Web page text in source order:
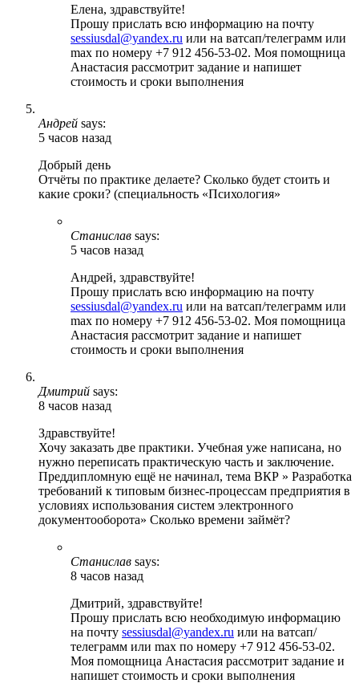
Елена, здравствуйте!
Прошу прислать всю информацию на почту
sessiusdal@yandex.ru или на ватсап/телеграмм или
max по номеру +7 912 456-53-02. Моя помощница
Анастасия рассмотрит задание и напишет
стоимость и сроки выполнения
Андрей says:
5 часов назад
Добрый день
Отчёты по практике делаете? Сколько будет стоить и
какие сроки? (специальность «Психология»
Станислав says:
5 часов назад
Андрей, здравствуйте!
Прошу прислать всю информацию на почту
sessiusdal@yandex.ru или на ватсап/телеграмм или
max по номеру +7 912 456-53-02. Моя помощница
Анастасия рассмотрит задание и напишет
стоимость и сроки выполнения
Дмитрий says:
8 часов назад
Здравствуйте!
Хочу заказать две практики. Учебная уже написана, но
нужно переписать практическую часть и заключение.
Преддипломную ещё не начинал, тема ВКР » Разработка
требований к типовым бизнес-процессам предприятия в
условиях использования систем электронного
документооборота» Сколько времени займёт?
Станислав says:
8 часов назад
Дмитрий, здравствуйте!
Прошу прислать всю необходимую информацию
на почту sessiusdal@yandex.ru или на ватсап/
телеграмм или max по номеру +7 912 456-53-02.
Моя помощница Анастасия рассмотрит задание и
напишет стоимость и сроки выполнения